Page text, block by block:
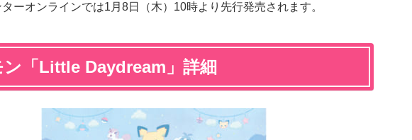
ーオンラインでは1月8日（木）10時より先行発売されます。
「Little Daydream」詳細